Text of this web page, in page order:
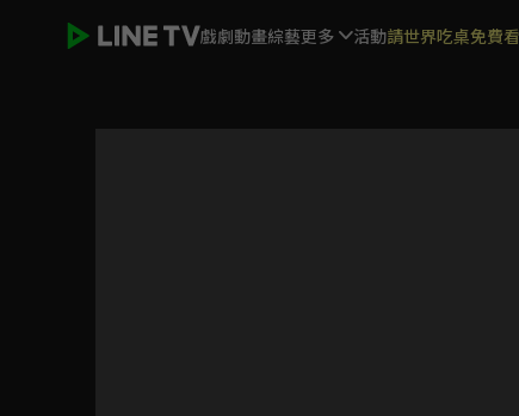
戲劇動畫綜藝更多 活動請世界吃桌免費看